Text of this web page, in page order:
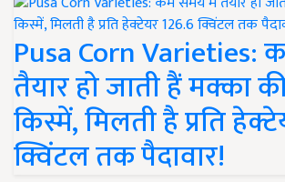
Pusa Corn Varieties:
तैयार हो जाती हैं मक्का
किस्में, मिलती है प्रति
क्विंटल तक पैदावार!